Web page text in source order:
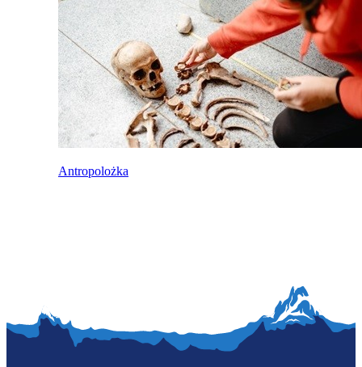
Antropolożka